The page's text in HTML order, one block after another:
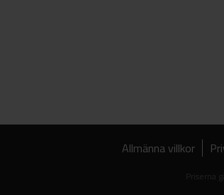
Allmänna villkor
Priserna